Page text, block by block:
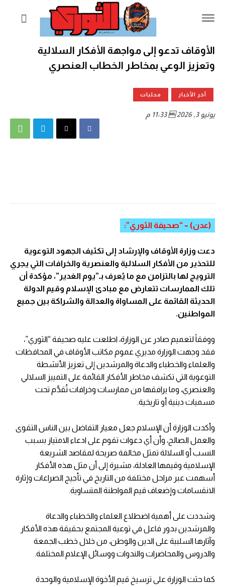
الأوقاف تدعو إلى مواجهة الأفكار السلالية
وتعزيز الوعي بمخاطر الخطاب العنصري
آخر الأخبار محليات
يونيو 3, 2026  11:33 م
(عدن) – “صحيفة الثوري”:
دعت وزارة الأوقاف والإرشاد إلى تكثيف الجهود التوعوية
للتحذير من الأفكار السلالية والعنصرية والخرافات التي يجري
الترويج لها بالتزامن مع ما يُعرف بـ”يوم الغدير”، مؤكدة أن
تلك الممارسات تتعارض مع مبادئ الإسلام وقيم الدولة
الحديثة القائمة على المساواة والعدالة والشراكة بين جميع
المواطنين.
ووفقاً لتعميم صادر عن الوزارة، اطلعت عليه صحيفة “الثوري”،
فقد وجهت الوزارة مديري عموم مكاتب الأوقاف في المحافظات
والعلماء والخطباء والدعاة والمرشدين إلى تعزيز الأنشطة
التوعوية التي تكشف مخاطر الأفكار القائمة على التمييز السلالي
والعنصري، وما يرافقها من ممارسات وخرافات تُقدَّم تحت
مسميات دينية أو تاريخية.
وأكدت الوزارة أن الإسلام جعل معيار التفاضل بين الناس التقوى
والعمل الصالح، وأن أي دعوات تقوم على ادعاء الامتياز بسبب
النسب أو السلالة تمثل مخالفة صريحة لمقاصد الشريعة
الإسلامية وقيمها العادلة، مشيرة إلى أن مثل هذه الأفكار
أسهمت عبر مراحل مختلفة من التاريخ في تأجيج الصراعات وإثارة
الانقسامات وإضعاف قيم المواطنة المتساوية.
وشددت على أهمية اضطلاع العلماء والخطباء والدعاة
والمرشدين بدور فاعل في توعية المجتمع بحقيقة هذه الأفكار
وآثارها السلبية على الدين والوطن، من خلال خطب الجمعة
والدروس والمحاضرات والندوات ووسائل الإعلام المختلفة.
كما حثت الوزارة على ترسيخ قيم الأخوة الإسلامية والوحدة